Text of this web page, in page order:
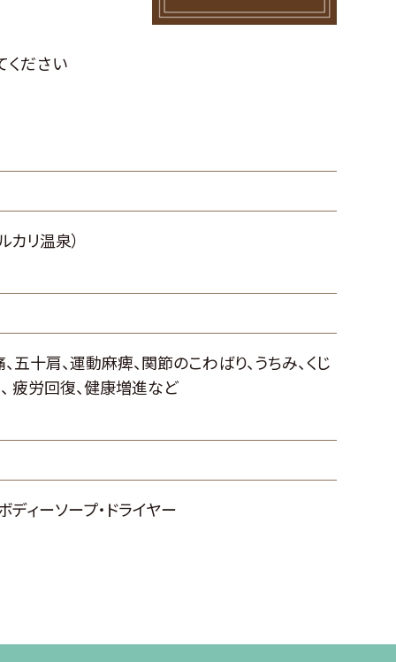
ください
リ温泉）
五十肩、運動麻痺、関節のこわばり、うちみ、くじ
疲労回復、健康増進など
ディーソープ・ドライヤー